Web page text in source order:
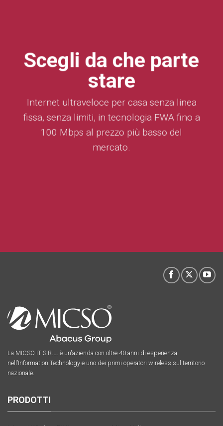
Scegli da che parte
stare
Internet ultraveloce per casa senza linea
fissa, senza limiti, in tecnologia FWA fino a
100 Mbps al prezzo più basso del
mercato.
La MICSO IT S.R.L. è un'azienda con oltre 40 anni di esperienza
nell’Information Technology e uno dei primi operatori wireless sul territorio
nazionale.
PRODOTTI